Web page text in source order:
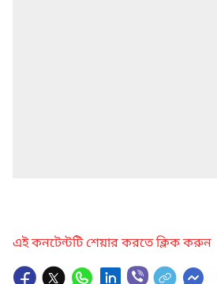
এই কনটেন্টটি শেয়ার করতে ক্লিক করুন